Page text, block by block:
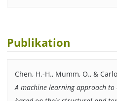
Publikation
Chen, H.-H., Mumm, O., &
A machine learning approach to